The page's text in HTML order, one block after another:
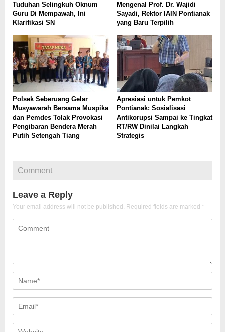
Tuduhan Selingkuh Oknum
Guru Di Mempawah, Ini
Klarifikasi SN
Mengenal Prof. Dr. Wajidi
Sayadi, Rektor IAIN Pontianak
yang Baru Terpilih
Polsek Seberuang Gelar
Musyawarah Bersama Muspika
dan Pemdes Tolak Provokasi
Pengibaran Bendera Merah
Putih Setengah Tiang
Apresiasi untuk Pemkot
Pontianak: Sosialisasi
Antikorupsi Sampai ke Tingkat
RT/RW Dinilai Langkah
Strategis
Comment
Leave a Reply
Your email address will not be published. Required fields are marked *